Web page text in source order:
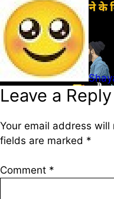
Leave a Reply
Your email address
fields are marked *
Comment *